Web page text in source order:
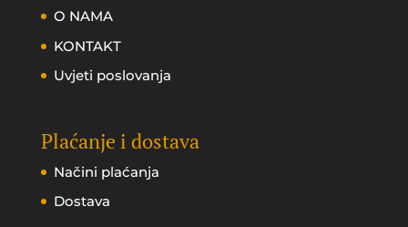
O NAMA
KONTAKT
Uvjeti poslovanja
Plaćanje i dostava
Načini plaćanja
Dostava